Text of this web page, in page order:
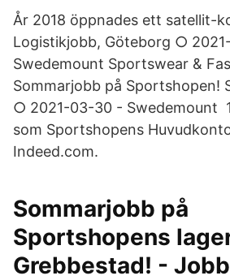
År 2018 öppnades ett satellit-
Logistikjobb, Göteborg ○
Swedemount Sportswear &
Sommarjobb på Sportshopen!
○ 2021-03-30 - Swedemount
som Sportshopens
Indeed.com.
Sommarjobb på
Sportshopens
Grebbestad! -